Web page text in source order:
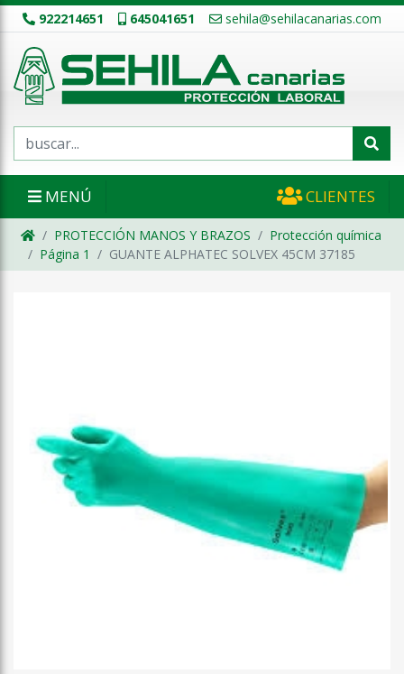
922214651 645041651 sehila@sehilacanarias.com
MENÚ CLIENTES
PROTECCIÓN MANOS Y BRAZOS
Protección química
Página 1
GUANTE ALPHATEC SOLVEX 45CM 37185